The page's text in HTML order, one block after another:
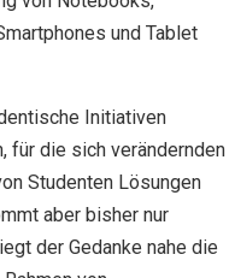
und Tablet
Initiativen
für die sich verändernden
Studenten Lösungen
aber bisher nur
der Gedanke nahe die